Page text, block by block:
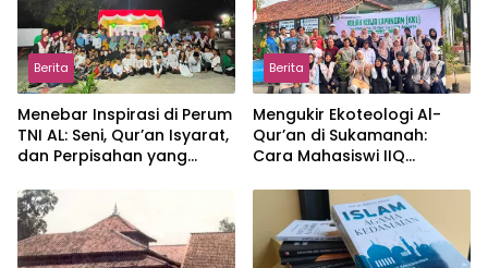
Berita
Menebar Inspirasi di Perum
TNI AL: Seni, Qur’an Isyarat,
dan Perpisahan yang
Berita
Mengukir Ekoteologi Al-
Qur’an di Sukamanah:
Cara Mahasiswi IIQ
Jonggol